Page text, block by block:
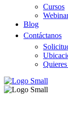
Cursos
Blog
Contáctanos